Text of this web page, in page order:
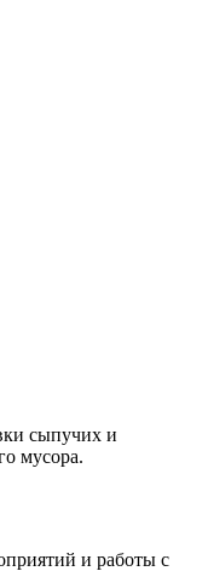
сыпучих и
мусора.
и работы с